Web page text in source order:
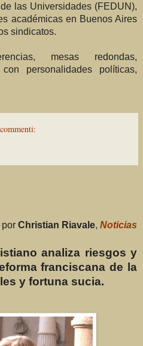
las Universidades (FEDUN),
académicas en Buenos Aires
sindicatos.
mesas redondas,
personalidades políticas,
por Christian Riavale, Noticias
analiza riesgos y
franciscana de la
y fortuna sucia.